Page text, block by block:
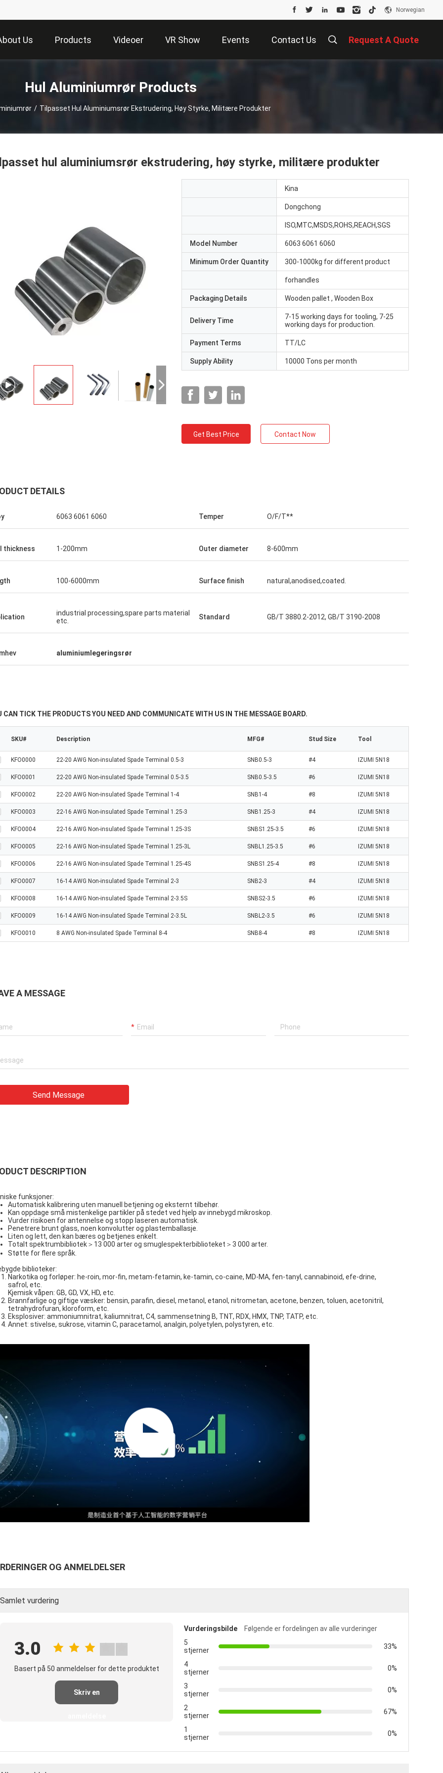
Norwegian
Us Products Videoer VR Show Events Contact Us Request A Quote
Hul Aluminiumrør Products
/ Tilpasset Hul Aluminiumsrør Ekstrudering, Høy Styrke, Militære Produkter
Michael
for produksjon av
størrelser,
innkjøpsplattform for produksjon av
melkeflasker i forskjellige størrelser,
melkeflasker i forskjellige størrelser,
hul aluminiumsrør ekstrudering, høy styrke, militære produkter
Kina
Dongchong
ISO,MTC,MSDS,ROHS,REACH,SGS
Model Number 6063 6061 6060
Minimum Order Quantity 300-1000kg for different product
forhandles
Packaging Details Wooden pallet , Wooden Box
Delivery Time
7-15 working days for tooling, 7-25
working days for production.
Payment Terms TT/LC
Supply Ability 10000 Tons per month
Get Best Price Contact Now
DETAILS
6063 6061 6060 Temper O/F/T**
thickness 1-200mm Outer diameter 8-600mm
100-6000mm Surface finish natural,anodised,coated.
industrial processing,spare parts material
etc.
Standard GB/T 3880.2-2012, GB/T 3190-2008
aluminiumlegeringsrør
CAN TICK THE PRODUCTS YOU NEED AND COMMUNICATE WITH US IN THE MESSAGE BOARD.
SKU# Description MFG# Stud Size Tool
KFO0000 22-20 AWG Non-insulated Spade Terminal 0.5-3 SNB0.5-3 #4 IZUMI 5N18
KFO0001 22-20 AWG Non-insulated Spade Terminal 0.5-3.5 SNB0.5-3.5 #6 IZUMI 5N18
KFO0002 22-20 AWG Non-insulated Spade Terminal 1-4 SNB1-4 #8 IZUMI 5N18
KFO0003 22-16 AWG Non-insulated Spade Terminal 1.25-3 SNB1.25-3 #4 IZUMI 5N18
KFO0004 22-16 AWG Non-insulated Spade Terminal 1.25-3S SNBS1.25-3.5 #6 IZUMI 5N18
KFO0005 22-16 AWG Non-insulated Spade Terminal 1.25-3L SNBL1.25-3.5 #6 IZUMI 5N18
KFO0006 22-16 AWG Non-insulated Spade Terminal 1.25-4S SNBS1.25-4 #8 IZUMI 5N18
KFO0007 16-14 AWG Non-insulated Spade Terminal 2-3 SNB2-3 #4 IZUMI 5N18
KFO0008 16-14 AWG Non-insulated Spade Terminal 2-3.5S SNBS2-3.5 #6 IZUMI 5N18
KFO0009 16-14 AWG Non-insulated Spade Terminal 2-3.5L SNBL2-3.5 #6 IZUMI 5N18
KFO0010 8 AWG Non-insulated Spade Terminal 8-4 SNB8-4 #8 IZUMI 5N18
A MESSAGE
Send Message
DESCRIPTION
funksjoner:
Automatisk kalibrering uten manuell betjening og eksternt tilbehør.
Kan oppdage små mistenkelige partikler på stedet ved hjelp av innebygd mikroskop.
Vurder risikoen for antennelse og stopp laseren automatisk.
Penetrere brunt glass, noen konvolutter og plastemballasje.
Liten og lett, den kan bæres og betjenes enkelt.
Totalt spektrumbibliotek＞13 000 arter og smuglespekterbiblioteket＞3 000 arter.
Støtte for flere språk.
biblioteker:
Narkotika og forløper: he-roin, mor-fin, metam-fetamin, ke-tamin, co-caine, MD-MA, fen-tanyl, cannabinoid, efe-drine,
safrol, etc.
Kjemisk våpen: GB, GD, VX, HD, etc.
Brannfarlige og giftige væsker: bensin, parafin, diesel, metanol, etanol, nitrometan, acetone, benzen, toluen, acetonitril,
tetrahydrofuran, kloroform, etc.
Eksplosiver: ammoniumnitrat, kaliumnitrat, C4, sammensetning B, TNT, RDX, HMX, TNP, TATP, etc.
Annet: stivelse, sukrose, vitamin C, paracetamol, analgin, polyetylen, polystyren, etc.
OG ANMELDELSER
Samlet vurdering
3.0
Basert på 50 anmeldelser for dette produktet
Skriv en
Vurderingsbilde
Følgende er fordelingen av alle vurderinger
5
stjerner
33%
4
stjerner
0%
3
stjerner
0%
2
stjerner
67%
1
stjerner
0%